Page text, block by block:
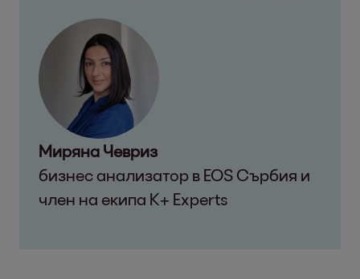
Миряна Чевриз
бизнес анализатор в EOS Сърбия и
член на екипа K+ Experts